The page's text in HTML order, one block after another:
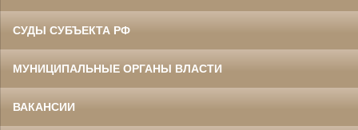
СУДЫ СУБЪЕКТА РФ
МУНИЦИПАЛЬНЫЕ ОРГАНЫ ВЛАСТИ
ВАКАНСИИ